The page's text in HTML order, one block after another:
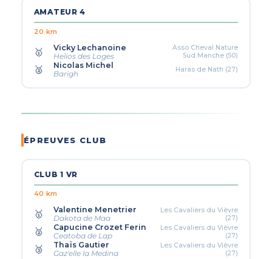
AMATEUR 4
20 km
🥇 Vicky Lechanoine
Helios des Loges
Asso Cheval Nature
Sud Manche (50)
🥈 Nicolas Michel
Barigh
Haras de Nath (27)
ÉPREUVES CLUB
CLUB 1 VR
40 km
🥇 Valentine Menetrier
Dakota de Maa
Les Cavaliers du Vièvre
(27)
🥈 Capucine Crozet Ferin
Ceatoba de Lap
Les Cavaliers du Vièvre
(27)
🥉 Thaïs Gautier
Gaz'elle la Medina
Les Cavaliers du Vièvre
(27)